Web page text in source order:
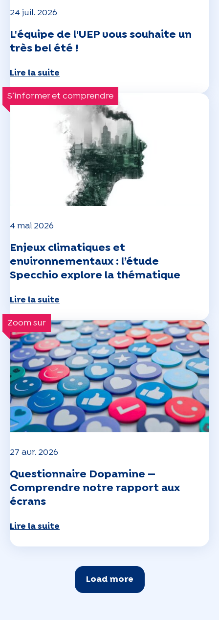
24 juil. 2026
L'équipe de l'UEP vous souhaite un
très bel été !
Lire la suite
S’informer et comprendre
4 mai 2026
Enjeux climatiques et
environnementaux : l’étude
Specchio explore la thématique
Lire la suite
Zoom sur
27 avr. 2026
Questionnaire Dopamine —
Comprendre notre rapport aux
écrans
Lire la suite
Load more